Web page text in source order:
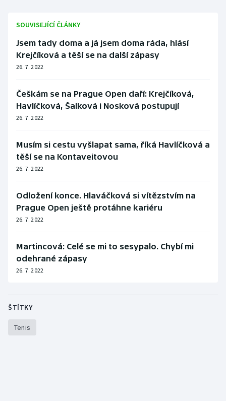
SOUVISEJÍCÍ ČLÁNKY
Jsem tady doma a já jsem doma ráda, hlásí
Krejčíková a těší se na další zápasy
26. 7. 2022
Češkám se na Prague Open daří: Krejčíková,
Havlíčková, Šalková i Nosková postupují
26. 7. 2022
Musím si cestu vyšlapat sama, říká Havlíčková a
těší se na Kontaveitovou
26. 7. 2022
Odložení konce. Hlaváčková si vítězstvím na
Prague Open ještě protáhne kariéru
26. 7. 2022
Martincová: Celé se mi to sesypalo. Chybí mi
odehrané zápasy
26. 7. 2022
ŠTÍTKY
Tenis